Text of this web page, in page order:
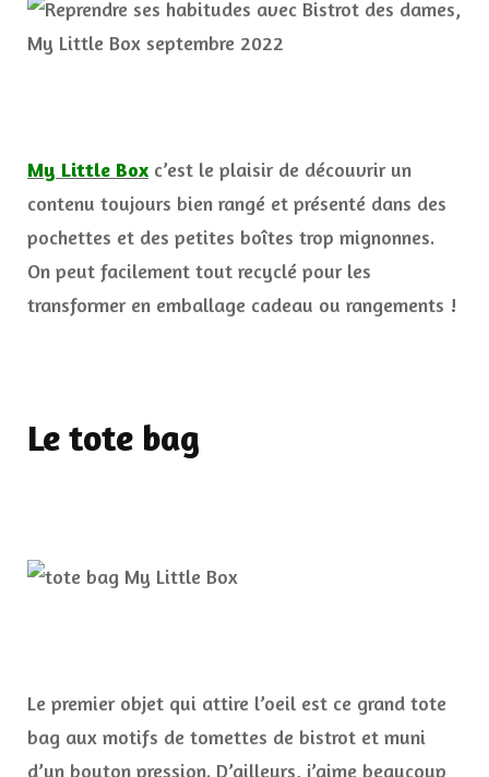
My Little Box c’est le plaisir de découvrir un
contenu toujours bien rangé et présenté dans des
pochettes et des petites boîtes trop mignonnes.
On peut facilement tout recyclé pour les
transformer en emballage cadeau ou rangements !
Le tote bag
Le premier objet qui attire l’oeil est ce grand tote
bag aux motifs de tomettes de bistrot et muni
d’un bouton pression. D’ailleurs, j’aime beaucoup